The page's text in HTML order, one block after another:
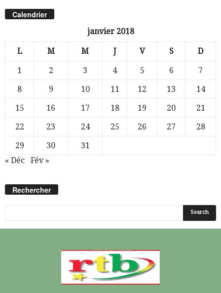
Calendrier
janvier 2018
L M M J V S D
1 2 3 4 5 6
7
8
9 10 11 12 13
14
15
16 17 18 19 20
21
22
23 24 25 26 27
28
29
30
31
« Déc
Fév »
Rechercher